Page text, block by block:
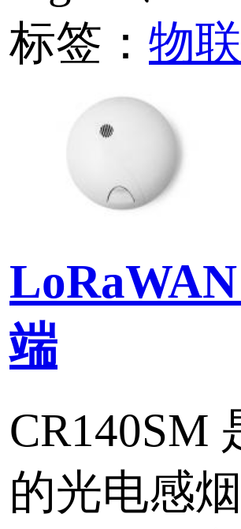
LoRaWAN 物
关模块
轻松实现自主
LoRa，物联网
LoRa技术展现
成本低廉，能
抗干扰能力非常